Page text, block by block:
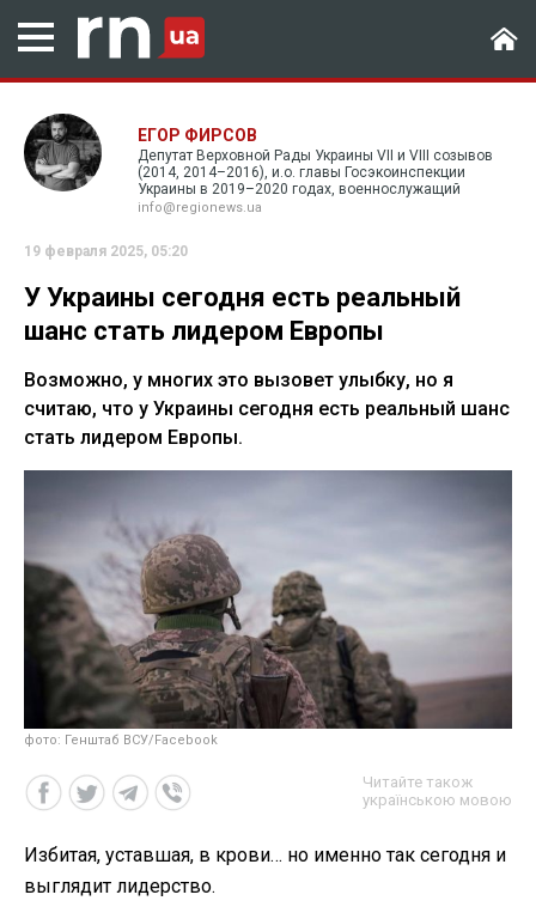
ЕГОР ФИРСОВ
Депутат Верховной Рады Украины VII и VIII cозывов
(2014, 2014–2016), и.о. главы Госэкоинспекции
Украины в 2019–2020 годах, военнослужащий
info@regionews.ua
19 февраля 2025, 05:20
У Украины сегодня есть реальный
шанс стать лидером Европы
Возможно, у многих это вызовет улыбку, но я
считаю, что у Украины сегодня есть реальный шанс
стать лидером Европы.
фото: Генштаб ВСУ/Facebook
Читайте також
українською мовою
Избитая, уставшая, в крови… но именно так сегодня и
выглядит лидерство.